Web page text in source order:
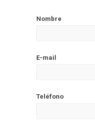
Nombre
E-mail
Teléfono